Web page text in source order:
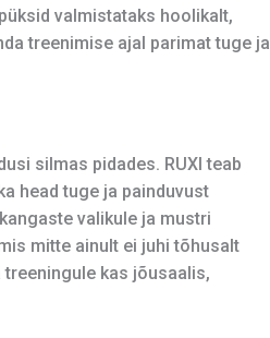
valmistataks hoolikalt,
treenimise ajal parimat tuge ja
silmas pidades. RUXI teab
head tuge ja painduvust
valikule ja mustri
mitte ainult ei juhi tõhusalt
treeningule kas jõusaalis,